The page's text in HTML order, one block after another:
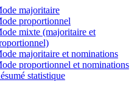
majoritaire
proportionnel
mixte (majoritaire et
majoritaire et nominations
proportionnel et nominations
statistique